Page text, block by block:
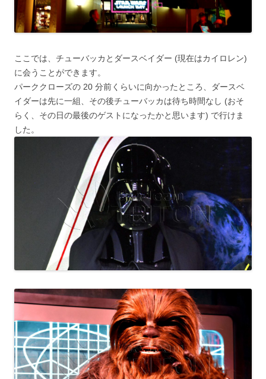
ここでは、チューバッカとダースベイダー (現在はカイロレン)
に会うことができます。
パーククローズの 20 分前くらいに向かったところ、ダースベ
イダーは先に一組、その後チューバッカは待ち時間なし (おそ
らく、その日の最後のゲストになったかと思います) で行けま
した。